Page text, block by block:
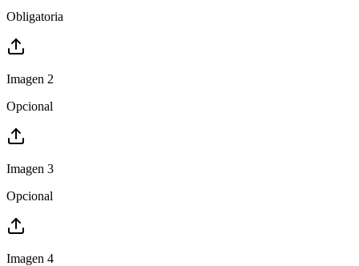
Obligatoria
Imagen 2
Opcional
Imagen 3
Opcional
Imagen 4